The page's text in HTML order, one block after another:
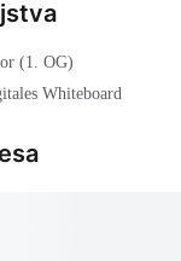
(1. OG)
Whiteboard